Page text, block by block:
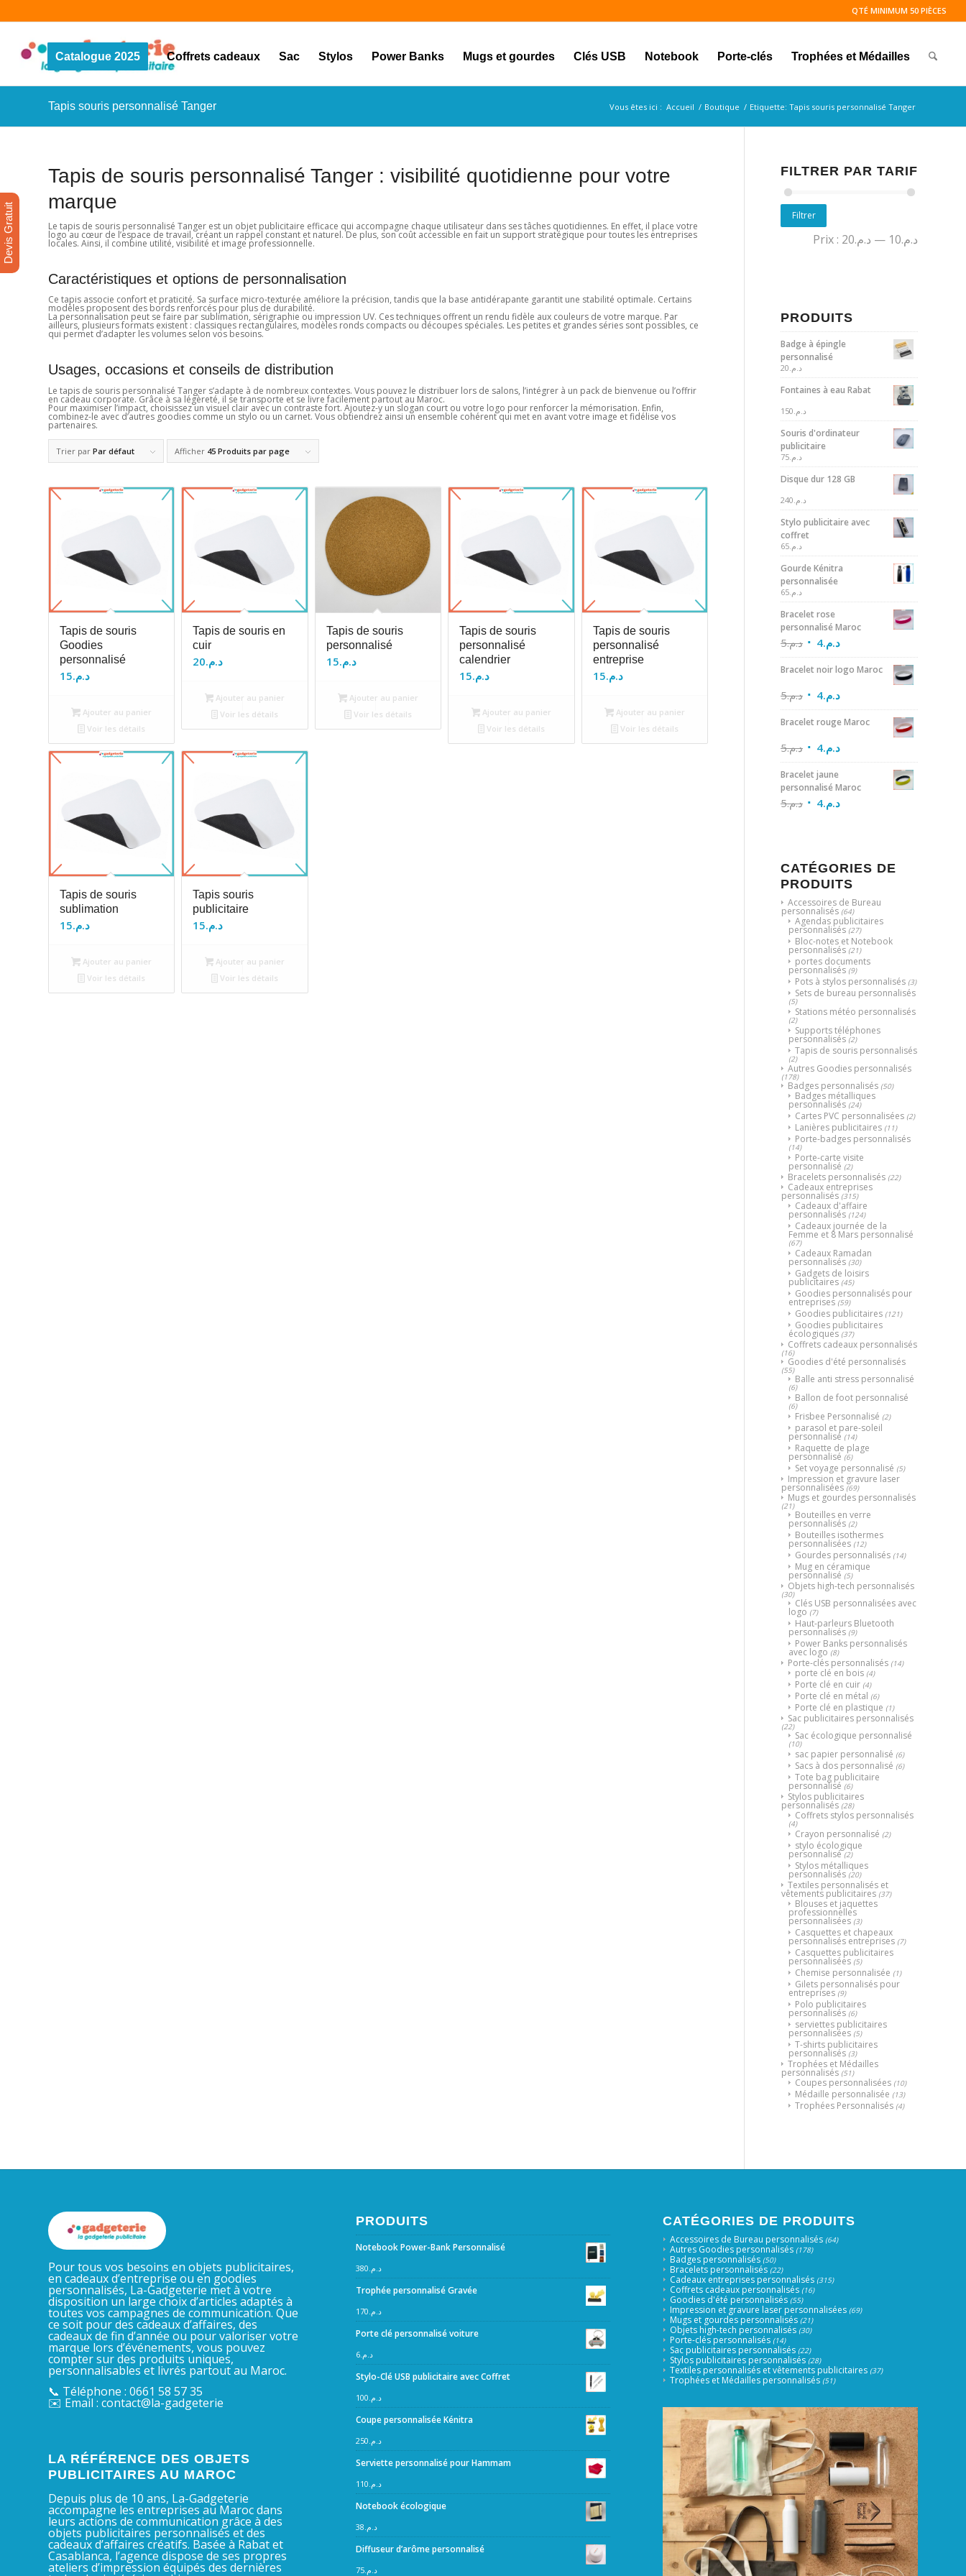
QTÉ MINIMUM 50 PIÈCES
Catalogue 2025 Coffrets cadeaux Sac Stylos Power Banks Mugs et gourdes Clés USB Notebook Porte-clés Trophées et Médailles
Tapis souris personnalisé Tanger Vous êtes ici : Accueil / Boutique / Etiquette: Tapis souris personnalisé Tanger
Tapis de souris personnalisé Tanger : visibilité quotidienne pour votre
marque
Le tapis de souris personnalisé Tanger est un objet publicitaire efficace qui accompagne chaque utilisateur dans ses tâches quotidiennes. En effet, il place votre
logo au cœur de l’espace de travail, créant un rappel constant et naturel. De plus, son coût accessible en fait un support stratégique pour toutes les entreprises
locales. Ainsi, il combine utilité, visibilité et image professionnelle.
Caractéristiques et options de personnalisation
Ce tapis associe confort et praticité. Sa surface micro-texturée améliore la précision, tandis que la base antidérapante garantit une stabilité optimale. Certains
modèles proposent des bords renforcés pour plus de durabilité.
La personnalisation peut se faire par sublimation, sérigraphie ou impression UV. Ces techniques offrent un rendu fidèle aux couleurs de votre marque. Par
ailleurs, plusieurs formats existent : classiques rectangulaires, modèles ronds compacts ou découpes spéciales. Les petites et grandes séries sont possibles, ce
qui permet d’adapter les volumes selon vos besoins.
Usages, occasions et conseils de distribution
Le tapis de souris personnalisé Tanger s’adapte à de nombreux contextes. Vous pouvez le distribuer lors de salons, l’intégrer à un pack de bienvenue ou l’offrir
en cadeau corporate. Grâce à sa légèreté, il se transporte et se livre facilement partout au Maroc.
Pour maximiser l’impact, choisissez un visuel clair avec un contraste fort. Ajoutez-y un slogan court ou votre logo pour renforcer la mémorisation. Enfin,
combinez-le avec d’autres goodies comme un stylo ou un carnet. Vous obtiendrez ainsi un ensemble cohérent qui met en avant votre image et fidélise vos
partenaires.
Trier par Par défaut Afficher 45 Produits par page
Tapis de souris
Goodies
personnalisé
د.م.15
Ajouter au panier
Voir les détails
Tapis de souris en
cuir
د.م.20
Ajouter au panier
Voir les détails
Tapis de souris
personnalisé
د.م.15
Ajouter au panier
Voir les détails
Tapis de souris
personnalisé
calendrier
د.م.15
Ajouter au panier
Voir les détails
Tapis de souris
personnalisé
entreprise
د.م.15
Ajouter au panier
Voir les détails
Tapis de souris
sublimation
د.م.15
Ajouter au panier
Voir les détails
Tapis souris
publicitaire
د.م.15
Ajouter au panier
Voir les détails
FILTRER PAR TARIF
Filtrer
Prix : د.م.10 — د.م.20
PRODUITS
Badge à épingle
personnalisé
د.م. 20
Fontaines à eau Rabat
د.م. 150
Souris d'ordinateur
publicitaire
د.م. 75
Disque dur 128 GB
د.م. 240
Stylo publicitaire avec
coffret
د.م. 65
Gourde Kénitra
personnalisée
د.م. 65
Bracelet rose
personnalisé Maroc
د.م.5 د.م.4
Bracelet noir logo Maroc
د.م.5 د.م.4
Bracelet rouge Maroc
د.م.5 د.م.4
Bracelet jaune
personnalisé Maroc
د.م.5 د.م.4
CATÉGORIES DE
PRODUITS
Accessoires de Bureau
personnalisés (64)
Agendas publicitaires
personnalisés (27)
Bloc-notes et Notebook
personnalisés (21)
portes documents
personnalisés (9)
Pots à stylos personnalisés (3)
Sets de bureau personnalisés
(5)
Stations météo personnalisés
(2)
Supports téléphones
personnalisés (2)
Tapis de souris personnalisés
(2)
Autres Goodies personnalisés
(178)
Badges personnalisés (50)
Badges métalliques
personnalisés (24)
Cartes PVC personnalisées (2)
Lanières publicitaires (11)
Porte-badges personnalisés
(14)
Porte-carte visite
personnalisé (2)
Bracelets personnalisés (22)
Cadeaux entreprises
personnalisés (315)
Cadeaux d'affaire
personnalisés (124)
Cadeaux journée de la
Femme et 8 Mars personnalisé
(67)
Cadeaux Ramadan
personnalisés (30)
Gadgets de loisirs
publicitaires (45)
Goodies personnalisés pour
entreprises (59)
Goodies publicitaires (121)
Goodies publicitaires
écologiques (37)
Coffrets cadeaux personnalisés
(16)
Goodies d'été personnalisés
(55)
Balle anti stress personnalisé
(6)
Ballon de foot personnalisé
(6)
Frisbee Personnalisé (2)
parasol et pare-soleil
personnalisé (14)
Raquette de plage
personnalisé (6)
Set voyage personnalisé (5)
Impression et gravure laser
personnalisées (69)
Mugs et gourdes personnalisés
(21)
Bouteilles en verre
personnalisés (2)
Bouteilles isothermes
personnalisées (12)
Gourdes personnalisés (14)
Mug en céramique
personnalisé (5)
Objets high-tech personnalisés
(30)
Clés USB personnalisées avec
logo (7)
Haut-parleurs Bluetooth
personnalisés (9)
Power Banks personnalisés
avec logo (8)
Porte-clés personnalisés (14)
porte clé en bois (4)
Porte clé en cuir (4)
Porte clé en métal (6)
Porte clé en plastique (1)
Sac publicitaires personnalisés
(22)
Sac écologique personnalisé
(10)
sac papier personnalisé (6)
Sacs à dos personnalisé (6)
Tote bag publicitaire
personnalisé (6)
Stylos publicitaires
personnalisés (28)
Coffrets stylos personnalisés
(4)
Crayon personnalisé (2)
stylo écologique
personnalisé (2)
Stylos métalliques
personnalisés (20)
Textiles personnalisés et
vêtements publicitaires (37)
Blouses et jaquettes
professionnelles
personnalisées (3)
Casquettes et chapeaux
personnalisés entreprises (7)
Casquettes publicitaires
personnalisées (5)
Chemise personnalisée (1)
Gilets personnalisés pour
entreprises (9)
Polo publicitaires
personnalisés (6)
serviettes publicitaires
personnalisées (5)
T-shirts publicitaires
personnalisés (3)
Trophées et Médailles
personnalisés (51)
Coupes personnalisées (10)
Médaille personnalisée (13)
Trophées Personnalisés (4)
Pour tous vos besoins en objets publicitaires,
en cadeaux d’entreprise ou en goodies
personnalisés, La-Gadgeterie met à votre
disposition un large choix d’articles adaptés à
toutes vos campagnes de communication. Que
ce soit pour des cadeaux d’affaires, des
cadeaux de fin d’année ou pour valoriser votre
marque lors d’événements, vous pouvez
compter sur des produits uniques,
personnalisables et livrés partout au Maroc.
📞 Téléphone : 0661 58 57 35
✉️ Email : contact@la-gadgeterie
LA RÉFÉRENCE DES OBJETS
PUBLICITAIRES AU MAROC
Depuis plus de 10 ans, La-Gadgeterie
accompagne les entreprises au Maroc dans
leurs actions de communication grâce à des
objets publicitaires personnalisés et des
cadeaux d’affaires créatifs. Basée à Rabat et
Casablanca, l’agence dispose de ses propres
ateliers d’impression équipés des dernières
PRODUITS
Notebook Power-Bank Personnalisé
د.م. 380
Trophée personnalisé Gravée
د.م. 170
Porte clé personnalisé voiture
د.م.6
Stylo-Clé USB publicitaire avec Coffret
د.م. 100
Coupe personnalisée Kénitra
د.م. 250
Serviette personnalisé pour Hammam
د.م. 110
Notebook écologique
د.م. 38
Diffuseur d’arôme personnalisé
د.م.75
CATÉGORIES DE PRODUITS
Accessoires de Bureau personnalisés (64)
Autres Goodies personnalisés (178)
Badges personnalisés (50)
Bracelets personnalisés (22)
Cadeaux entreprises personnalisés (315)
Coffrets cadeaux personnalisés (16)
Goodies d'été personnalisés (55)
Impression et gravure laser personnalisées (69)
Mugs et gourdes personnalisés (21)
Objets high-tech personnalisés (30)
Porte-clés personnalisés (14)
Sac publicitaires personnalisés (22)
Stylos publicitaires personnalisés (28)
Textiles personnalisés et vêtements publicitaires (37)
Trophées et Médailles personnalisés (51)
Devis Gratuit